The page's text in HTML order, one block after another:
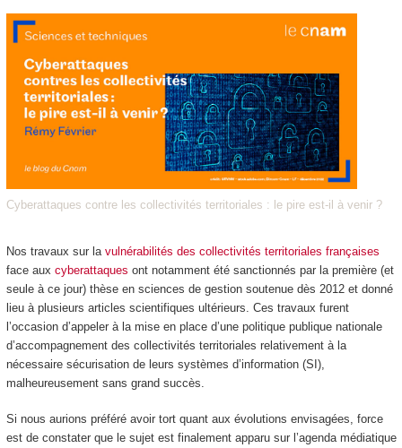
Cyberattaques contre les collectivités territoriales : le pire est-il à venir ?
Nos travaux sur la vulnérabilités des collectivités territoriales françaises
face aux cyberattaques ont notamment été sanctionnés par la première (et
seule à ce jour) thèse en sciences de gestion soutenue dès 2012 et donné
lieu à plusieurs articles scientifiques ultérieurs. Ces travaux furent
l’occasion d’appeler à la mise en place d’une politique publique nationale
d’accompagnement des collectivités territoriales relativement à la
nécessaire sécurisation de leurs systèmes d’information (SI),
malheureusement sans grand succès.
Si nous aurions préféré avoir tort quant aux évolutions envisagées, force
est de constater que le sujet est finalement apparu sur l’agenda médiatique